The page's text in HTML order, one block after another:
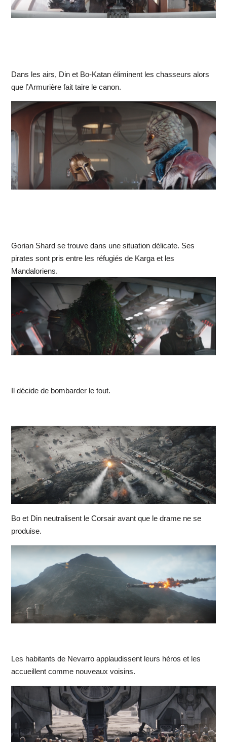
Dans les airs, Din et Bo-Katan éliminent les chasseurs alors
que l’Armurière fait taire le canon.
Gorian Shard se trouve dans une situation délicate. Ses
pirates sont pris entre les réfugiés de Karga et les
Mandaloriens.
Il décide de bombarder le tout.
Bo et Din neutralisent le Corsair avant que le drame ne se
produise.
Les habitants de Nevarro applaudissent leurs héros et les
accueillent comme nouveaux voisins.